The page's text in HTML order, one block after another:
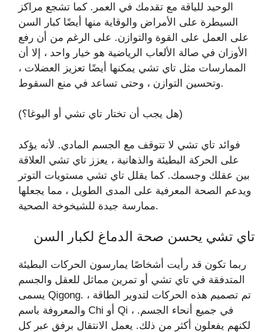
الوحيد للياقة مع تقدمك في العمر. كما تشجع مراكز
السيطرة على الأمراض والوقاية منها أيضًا كبار السن
على العمل على القوة والتوازن. على الرغم من أن رفع
الأوزان في صالة الألعاب الرياضية هو خيار واحد ، إلا أن
الممارسات مثل تاي تشي يمكنها أيضًا تعزيز العضلات ،
وتحسين التوازن ، وحتى تساعد في منع السقوط.
(هل يجب أن تختار تاي تشي أو اليوغا؟)
فوائد تاي تشي لا تتوقف مع الجسم المادي. لأنه يؤكد
على الحركة البطيئة والذهانية ، يعزز تاي تشي العلاقة
بين عقلك وجسمك. كما يقلل تاي تشي مستويات التوتر
ويدعم الصحة المعرفية على المدى الطويل ، مما يجعلها
ممارسة جيدة للشيخوخة الصحية.
تاي تشي يحسن صحة الدماغ لكبار السن
ربما تكون قد رأيت أشخاصًا يمارسون الحركات البطيئة
المتدفقة في تاي تشي أو تمرين مماثل للعقل والجسم
يسمى Qigong. تم تصميم هذه الحركات لتدوير الطاقة ،
والمعروفة باسم Chi أو Qi ، في جميع أنحاء الجسم.
لكنهم يفعلون أكثر من ذلك. يعمل الانتقال برفق عبر كل